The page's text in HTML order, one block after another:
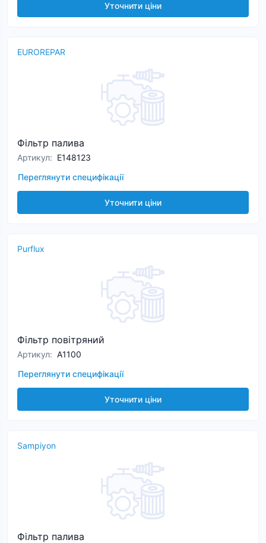
Уточнити ціни
EUROREPAR
Фільтр палива
Артикул: E148123
Переглянути специфікації
Уточнити ціни
Purflux
Фільтр повітряний
Артикул: A1100
Переглянути специфікації
Уточнити ціни
Sampiyon
Фільтр палива